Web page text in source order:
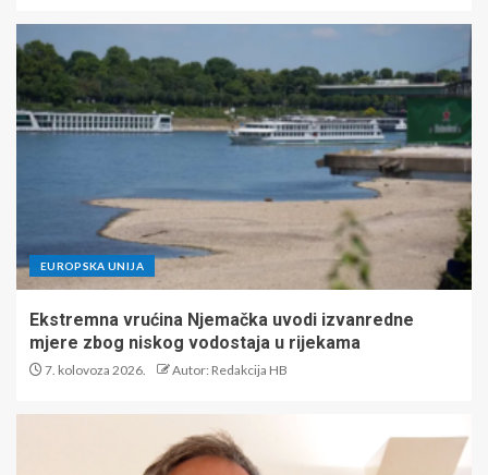
EUROPSKA UNIJA
Ekstremna vrućina Njemačka uvodi izvanredne
mjere zbog niskog vodostaja u rijekama
7. kolovoza 2026. Autor: Redakcija HB